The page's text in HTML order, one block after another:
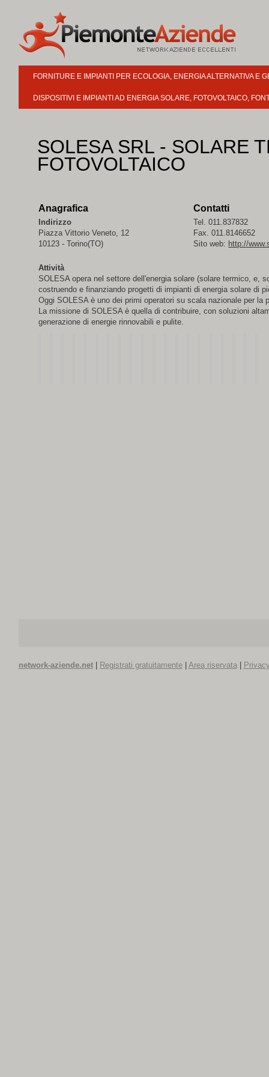
FORNITURE E IMPIANTI PER ECOLOGIA, ENERGIA ALTERNATIVA E
DISPOSITIVI E IMPIANTI AD ENERGIA SOLARE, FOTOVOLTAICO,
SOLESA SRL - SOLARE
FOTOVOLTAICO
Anagrafica
Indirizzo
Piazza Vittorio Veneto, 12
10123 - Torino(TO)
Contatti
Tel. 011.837832
Fax. 011.8146652
Sito web: http://
Attività
SOLESA opera nel settore dell'energia solare (solare termico, e,
costruendo e finanziando progetti di impianti di energia solare di
Oggi SOLESA è uno dei primi operatori su scala nazionale per la
La missione di SOLESA è quella di contribuire, con soluzioni
generazione di energie rinnovabili e pulite.
network-aziende.net| Registrati gratuitamente| Area riservata|